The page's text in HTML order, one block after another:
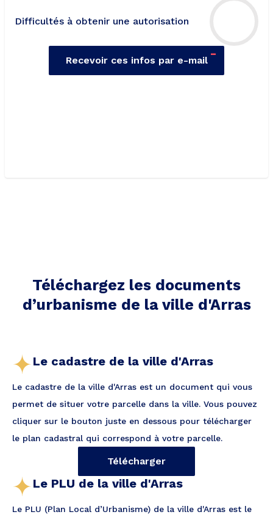
Difficultés à obtenir une autorisation
-
Recevoir ces infos par e-mail
Téléchargez les documents
d’urbanisme de la ville d'Arras
Le cadastre de la ville d'Arras
Le cadastre de la ville d'Arras est un document qui vous
permet de situer votre parcelle dans la ville. Vous pouvez
cliquer sur le bouton juste en dessous pour télécharger
le plan cadastral qui correspond à votre parcelle.
Télécharger
Le PLU de la ville d'Arras
Le PLU (Plan Local d’Urbanisme) de la ville d'Arras est le